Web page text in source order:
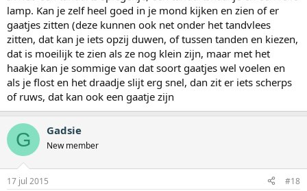
lamp. Kan je zelf heel goed in je mond kijken en zien of er
gaatjes zitten (deze kunnen ook net onder het tandvlees
zitten, dat kan je iets opzij duwen, of tussen tanden en kiezen,
dat is moeilijk te zien als ze nog klein zijn, maar met het
haakje kan je sommige van dat soort gaatjes wel voelen en
als je flost en het draadje slijt erg snel, dan zit er iets scherps
of ruws, dat kan ook een gaatje zijn
G Gadsie
New member
17 jul 2015 #18